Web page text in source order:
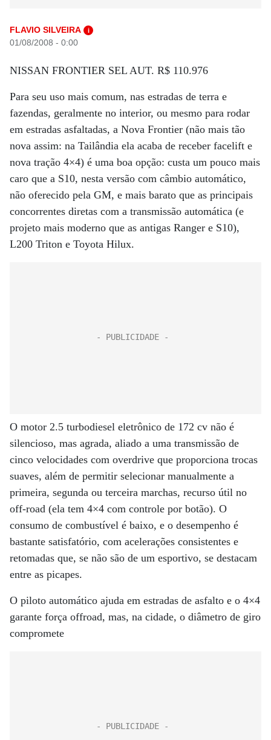
FLAVIO SILVEIRA i
01/08/2008 - 0:00
NISSAN FRONTIER SEL AUT. R$ 110.976
Para seu uso mais comum, nas estradas de terra e
fazendas, geralmente no interior, ou mesmo para rodar
em estradas asfaltadas, a Nova Frontier (não mais tão
nova assim: na Tailândia ela acaba de receber facelift e
nova tração 4×4) é uma boa opção: custa um pouco mais
caro que a S10, nesta versão com câmbio automático,
não oferecido pela GM, e mais barato que as principais
concorrentes diretas com a transmissão automática (e
projeto mais moderno que as antigas Ranger e S10),
L200 Triton e Toyota Hilux.
O motor 2.5 turbodiesel eletrônico de 172 cv não é
silencioso, mas agrada, aliado a uma transmissão de
cinco velocidades com overdrive que proporciona trocas
suaves, além de permitir selecionar manualmente a
primeira, segunda ou terceira marchas, recurso útil no
off-road (ela tem 4×4 com controle por botão). O
consumo de combustível é baixo, e o desempenho é
bastante satisfatório, com acelerações consistentes e
retomadas que, se não são de um esportivo, se destacam
entre as picapes.
O piloto automático ajuda em estradas de asfalto e o 4×4
garante força offroad, mas, na cidade, o diâmetro de giro
compromete